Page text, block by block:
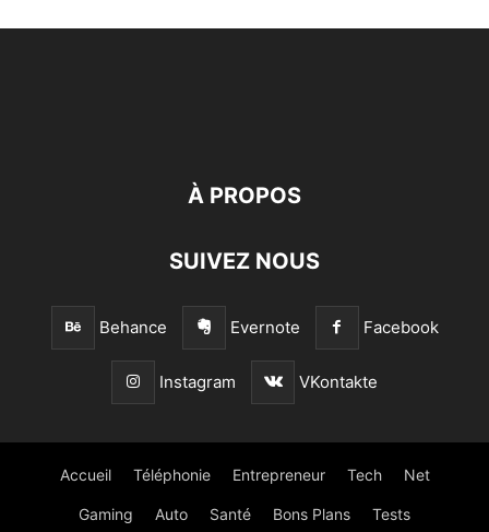
À PROPOS
SUIVEZ NOUS
Behance Evernote Facebook
Instagram VKontakte
Accueil Téléphonie Entrepreneur Tech Net
Gaming Auto Santé Bons Plans Tests